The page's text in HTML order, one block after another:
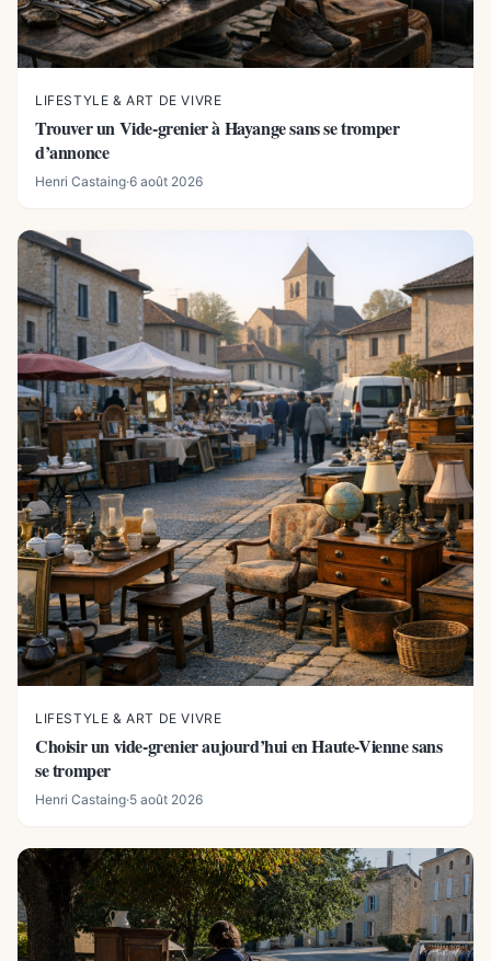
LIFESTYLE & ART DE VIVRE
Trouver un Vide-grenier à Hayange sans se tromper
d’annonce
Henri Castaing·6 août 2026
LIFESTYLE & ART DE VIVRE
Choisir un vide-grenier aujourd’hui en Haute-Vienne sans
se tromper
Henri Castaing·5 août 2026